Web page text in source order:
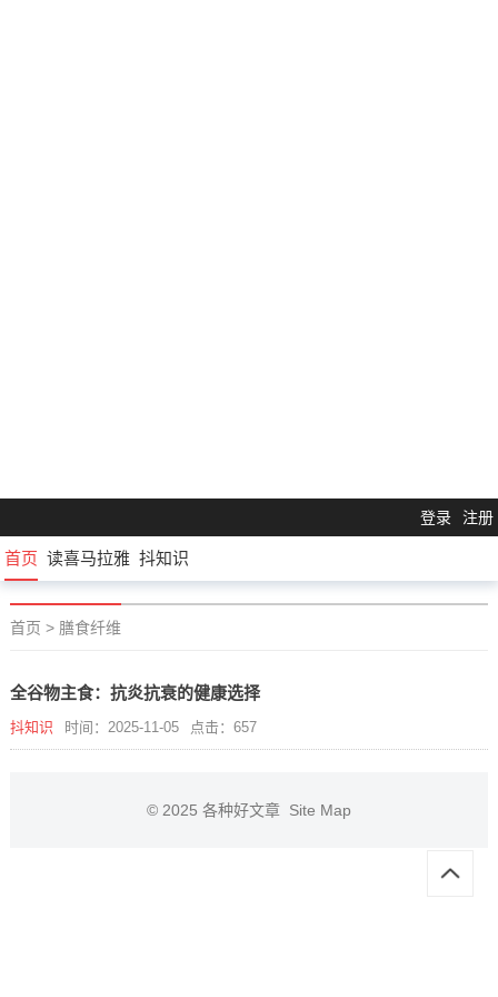
登录 注册
首页 读喜马拉雅 抖知识
首页 > 膳食纤维
全谷物主食：抗炎抗衰的健康选择
抖知识 时间：2025-11-05 点击：657
© 2025 各种好文章 Site Map